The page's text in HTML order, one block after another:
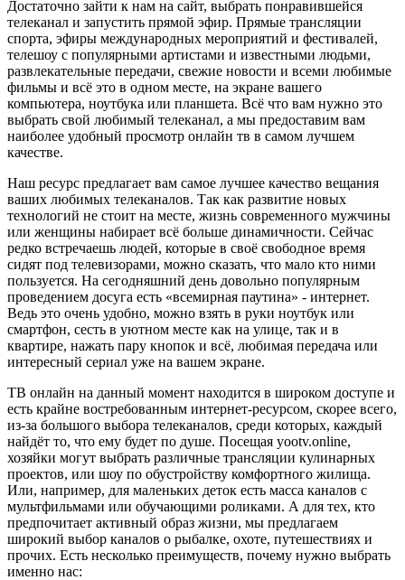
Достаточно зайти к нам на сайт, выбрать понравившейся
телеканал и запустить прямой эфир. Прямые трансляции
спорта, эфиры международных мероприятий и фестивалей,
телешоу с популярными артистами и известными людьми,
развлекательные передачи, свежие новости и всеми любимые
фильмы и всё это в одном месте, на экране вашего
компьютера, ноутбука или планшета. Всё что вам нужно это
выбрать свой любимый телеканал, а мы предоставим вам
наиболее удобный просмотр онлайн тв в самом лучшем
качестве.
Наш ресурс предлагает вам самое лучшее качество вещания
ваших любимых телеканалов. Так как развитие новых
технологий не стоит на месте, жизнь современного мужчины
или женщины набирает всё больше динамичности. Сейчас
редко встречаешь людей, которые в своё свободное время
сидят под телевизорами, можно сказать, что мало кто ними
пользуется. На сегодняшний день довольно популярным
проведением досуга есть «всемирная паутина» - интернет.
Ведь это очень удобно, можно взять в руки ноутбук или
смартфон, сесть в уютном месте как на улице, так и в
квартире, нажать пару кнопок и всё, любимая передача или
интересный сериал уже на вашем экране.
ТВ онлайн на данный момент находится в широком доступе и
есть крайне востребованным интернет-ресурсом, скорее всего,
из-за большого выбора телеканалов, среди которых, каждый
найдёт то, что ему будет по душе. Посещая yootv.online,
хозяйки могут выбрать различные трансляции кулинарных
проектов, или шоу по обустройству комфортного жилища.
Или, например, для маленьких деток есть масса каналов с
мультфильмами или обучающими роликами. А для тех, кто
предпочитает активный образ жизни, мы предлагаем
широкий выбор каналов о рыбалке, охоте, путешествиях и
прочих. Есть несколько преимуществ, почему нужно выбрать
именно нас: